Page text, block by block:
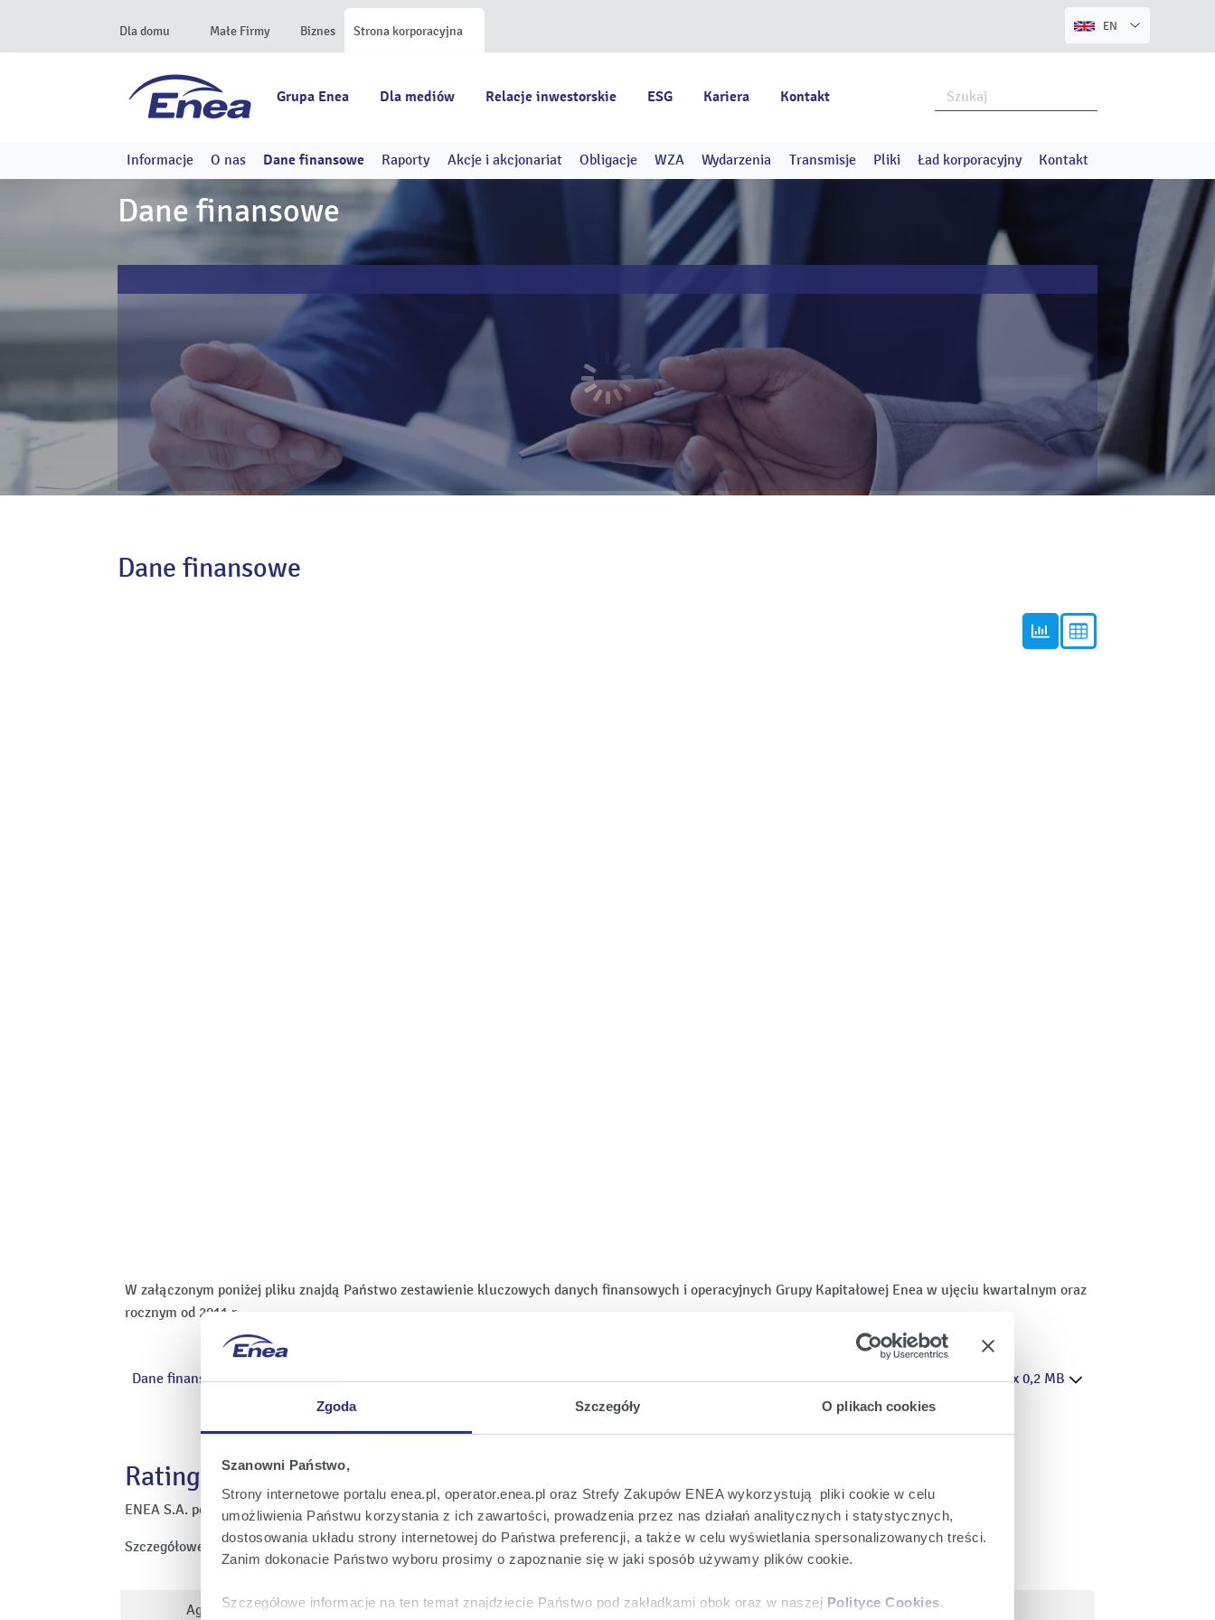
Zgoda Szczegóły O plikach cookies
Szanowni Państwo,
Strony internetowe portalu enea.pl, operator.enea.pl oraz Strefy Zakupów ENEA wykorzystują pliki cookie w celu
umożliwienia Państwu korzystania z ich zawartości, prowadzenia przez nas działań analitycznych i statystycznych,
dostosowania układu strony internetowej do Państwa preferencji, a także w celu wyświetlania spersonalizowanych treści.
Zanim dokonacie Państwo wyboru prosimy o zapoznanie się w jaki sposób używamy plików cookie.
Szczegółowe informacje na ten temat znajdziecie Państwo pod zakładkami obok oraz w naszej Polityce Cookies.
Dla domu Małe Firmy Biznes Strona korporacyjna EN
Grupa Enea Dla mediów Relacje inwestorskie ESG Kariera Kontakt
Informacje O nas Dane finansowe Raporty Akcje i akcjonariat Obligacje WZA Wydarzenia Transmisje Pliki Ład korporacyjny Kontakt
Dane finansowe
Dane finansowe
W załączonym poniżej pliku znajdą Państwo zestawienie kluczowych danych finansowych i operacyjnych Grupy Kapitałowej Enea w ujęciu kwartalnym oraz
rocznym od 2011 r.
Dane finansowe i operacyjne .xlsx 0,2 MB
Rating
ENEA S.A. posiada ocenę wiarygodności kredytowej nadaną przez agencję ratingową Fitch Ratings.
Szczegółowe informacje na temat ratingu ENEA S.A. można znaleźćtutaj.
Agencja Fitch Ratings